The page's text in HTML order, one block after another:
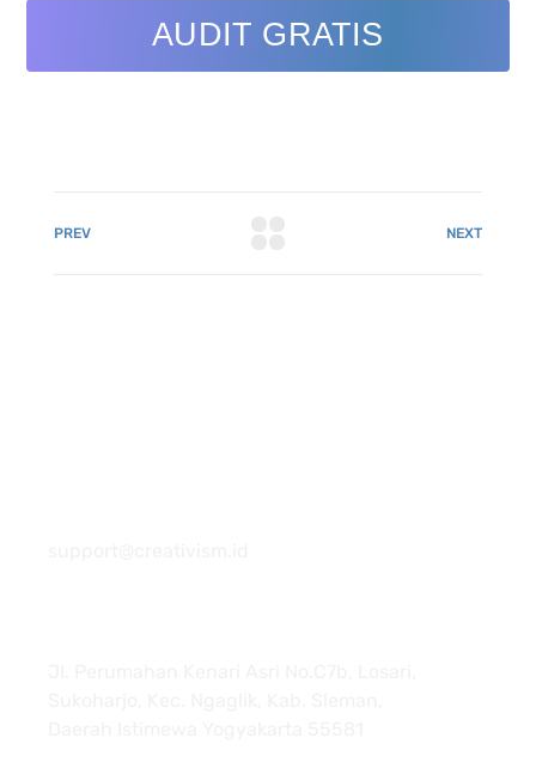
AUDIT GRATIS
PREV NEXT